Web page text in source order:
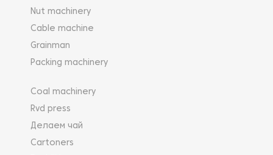
Nut machinery
Cable machine
Grainman
Packing machinery
Coal machinery
Rvd press
Делаем чай
Cartoners